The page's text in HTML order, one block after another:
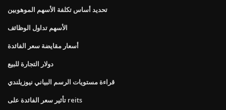
تحديد أساس تكلفة الأسهم الموهوبين
الأسهم تداول الوظائف
أسعار مقايضة سعر الفائدة
دولار التجارة للبيع
قراءة مستويات الرسم البياني نيوزيلندي
تأثير سعر الفائدة على reits